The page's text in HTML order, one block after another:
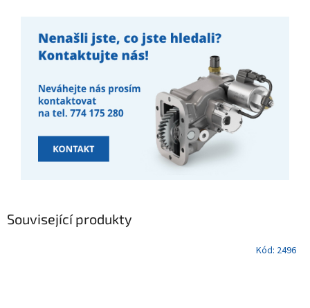
Související produkty
Kód: 2496